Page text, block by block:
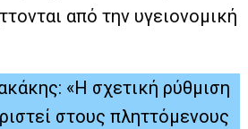
από την υγειονομική
«H σχετική ρύθμιση
στους πληττόμενους